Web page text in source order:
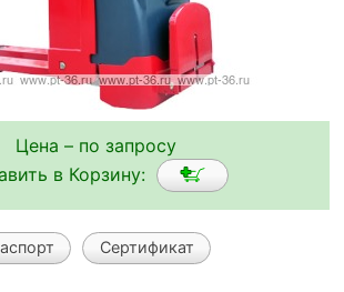
Цена – по запросу
в Корзину:
Сертификат